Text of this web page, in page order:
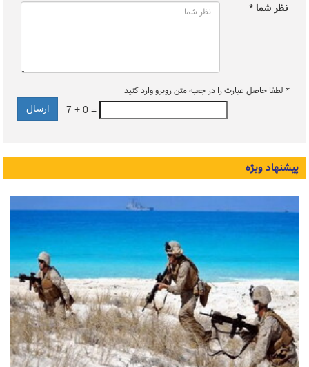
نظر شما *
* لطفا حاصل عبارت را در جعبه متن روبرو وارد کنید
7 + 0 =
پیشنهاد ویژه